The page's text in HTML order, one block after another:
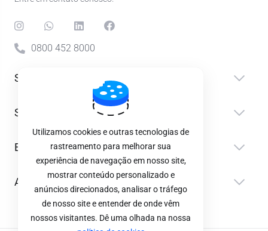
0800 452 8000
Serviços
Suporte
Empresa
Aceitamos Pagamentos
Utilizamos cookies e outras tecnologias de
rastreamento para melhorar sua
experiência de navegação em nosso site,
mostrar conteúdo personalizado e
anúncios direcionados, analisar o tráfego
de nosso site e entender de onde vêm
nossos visitantes. Dê uma olhada na nossa